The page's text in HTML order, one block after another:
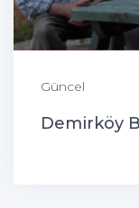
Güncel
Demirköy